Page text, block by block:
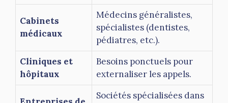
Cabinets
médicaux
Médecins généralistes,
spécialistes (dentistes,
pédiatres, etc.).
Cliniques et
hôpitaux
Besoins ponctuels pour
externaliser les appels.
Sociétés spécialisées dans